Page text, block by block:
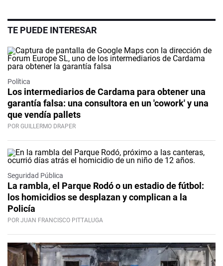
TE PUEDE INTERESAR
Política
Los intermediarios de Cardama para obtener una
garantía falsa: una consultora en un 'cowork' y una
que vendía pallets
POR GUILLERMO DRAPER
Seguridad Pública
La rambla, el Parque Rodó o un estadio de fútbol:
los homicidios se desplazan y complican a la
Policía
POR JUAN FRANCISCO PITTALUGA